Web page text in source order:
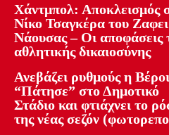
Χάντμπολ: Αποκλεισμός
Νίκο Τσαγκέρα του
Νάουσας – Οι αποφάσεις
αθλητικής δικαιοσύνης
Ανεβάζει ρυθμούς η
“Πάτησε” στο Δημοτικό
Στάδιο και φτιάχνει το
της νέας σεζόν